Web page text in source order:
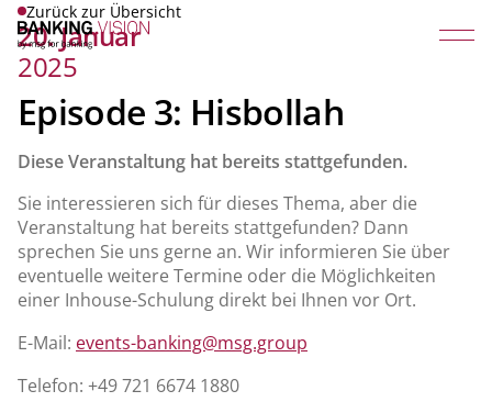
Zurück zur Übersicht
20. Januar
2025
Episode 3: Hisbollah
Diese Veranstaltung hat bereits stattgefunden.
Sie interessieren sich für dieses Thema, aber die
Veranstaltung hat bereits stattgefunden? Dann
sprechen Sie uns gerne an. Wir informieren Sie über
eventuelle weitere Termine oder die Möglichkeiten
einer Inhouse-Schulung direkt bei Ihnen vor Ort.
E-Mail: events-banking@msg.group
Telefon: +49 721 6674 1880